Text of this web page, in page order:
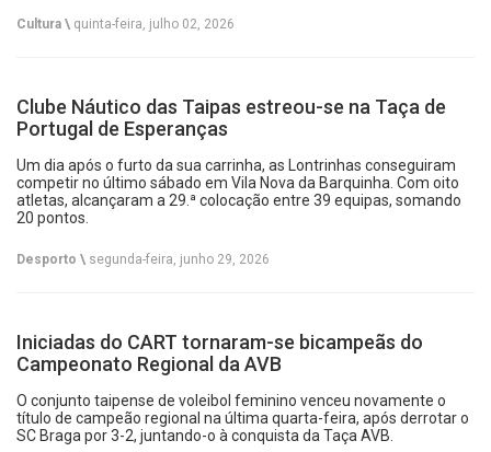
Cultura \ quinta-feira, julho 02, 2026
Clube Náutico das Taipas estreou-se na Taça de
Portugal de Esperanças
Um dia após o furto da sua carrinha, as Lontrinhas conseguiram
competir no último sábado em Vila Nova da Barquinha. Com oito
atletas, alcançaram a 29.ª colocação entre 39 equipas, somando
20 pontos.
Desporto \ segunda-feira, junho 29, 2026
Iniciadas do CART tornaram-se bicampeãs do
Campeonato Regional da AVB
O conjunto taipense de voleibol feminino venceu novamente o
título de campeão regional na última quarta-feira, após derrotar o
SC Braga por 3-2, juntando-o à conquista da Taça AVB.